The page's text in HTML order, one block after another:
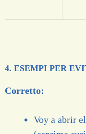
4. ESEMPI PER
Corretto:
Voy a abrir